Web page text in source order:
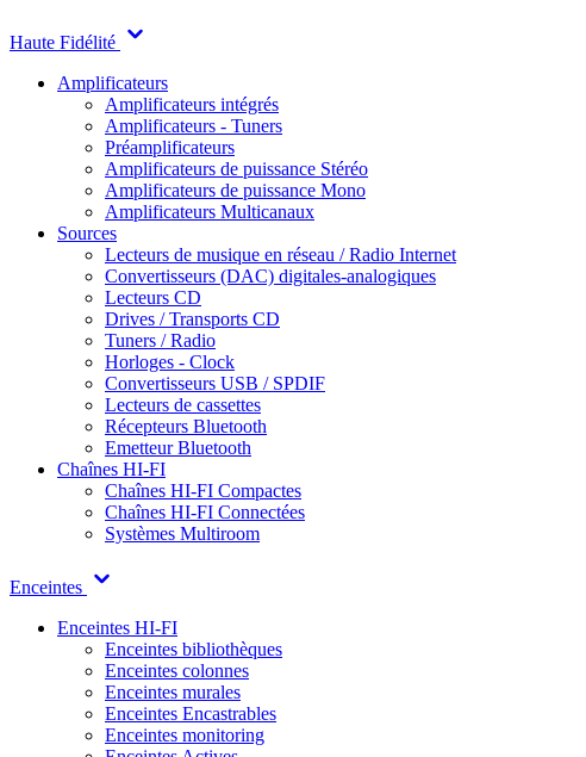
Haute Fidélité
Amplificateurs
Amplificateurs intégrés
Amplificateurs - Tuners
Préamplificateurs
Amplificateurs de puissance Stéréo
Amplificateurs de puissance Mono
Amplificateurs Multicanaux
Sources
Lecteurs de musique en réseau / Radio Internet
Convertisseurs (DAC) digitales-analogiques
Lecteurs CD
Drives / Transports CD
Tuners / Radio
Horloges - Clock
Convertisseurs USB / SPDIF
Lecteurs de cassettes
Récepteurs Bluetooth
Emetteur Bluetooth
Chaînes HI-FI
Chaînes HI-FI Compactes
Chaînes HI-FI Connectées
Systèmes Multiroom
Enceintes
Enceintes HI-FI
Enceintes bibliothèques
Enceintes colonnes
Enceintes murales
Enceintes Encastrables
Enceintes monitoring